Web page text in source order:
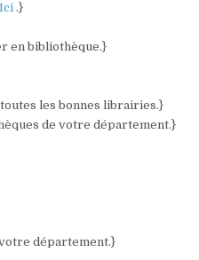
.}
en bibliothèque.}
les bonnes librairies.}
de votre département.}
département.}